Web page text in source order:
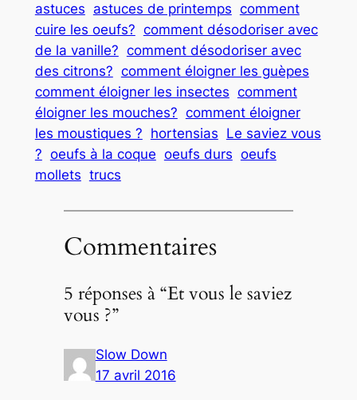
astuces astuces de printemps comment
cuire les oeufs? comment désodoriser avec
de la vanille? comment désodoriser avec
des citrons? comment éloigner les guèpes
comment éloigner les insectes comment
éloigner les mouches? comment éloigner
les moustiques ? hortensias Le saviez vous
? oeufs à la coque oeufs durs oeufs
mollets trucs
Commentaires
5 réponses à “Et vous le saviez
vous ?”
Slow Down
17 avril 2016